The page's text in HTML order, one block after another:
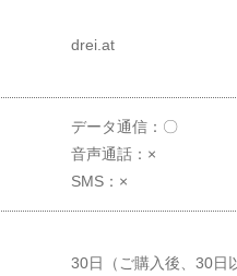
drei.at
データ通信：〇
音声通話：×
SMS：×
30日（ご購入後、30日